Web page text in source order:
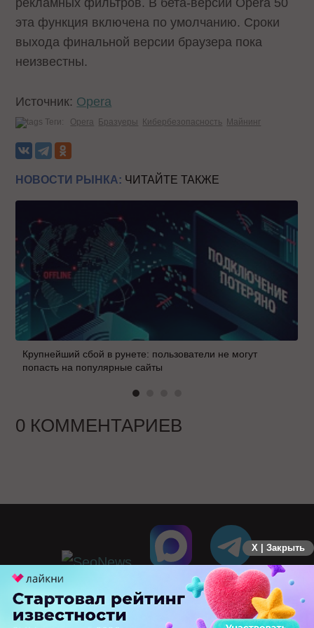
эта функция включена по умолчанию. Сроки
выхода финальной версии браузера пока
неизвестны.
Источник: Opera
Теги: Opera Бразуеры Кибербезопасность Майнинг
НОВОСТИ РЫНКА: ЧИТАЙТЕ ТАКЖЕ
Крупнейший сбой в рунете: пользователи не могут
попасть на популярные сайты
0 КОММЕНТАРИЕВ
X | Закрыть
ПЕРЕЙТИ НА ПОЛНУЮ ВЕРСИЮ
© SEOnews.ru Все права защищены. 2026